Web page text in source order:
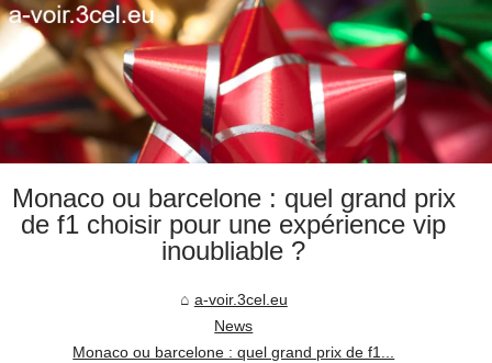
Monaco ou barcelone : quel grand prix
de f1 choisir pour une expérience vip
inoubliable ?
a-voir.3cel.eu
News
Monaco ou barcelone : quel grand prix de f1...